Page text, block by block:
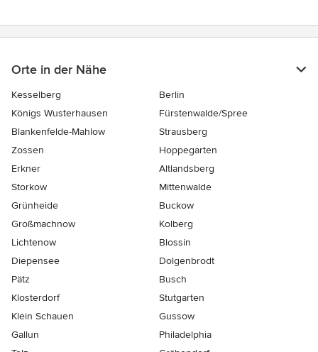
Orte in der Nähe
Kesselberg
Berlin
Königs Wusterhausen
Fürstenwalde/Spree
Blankenfelde-Mahlow
Strausberg
Zossen
Hoppegarten
Erkner
Altlandsberg
Storkow
Mittenwalde
Grünheide
Buckow
Großmachnow
Kolberg
Lichtenow
Blossin
Diepensee
Dolgenbrodt
Pätz
Busch
Klosterdorf
Stutgarten
Klein Schauen
Gussow
Gallun
Philadelphia